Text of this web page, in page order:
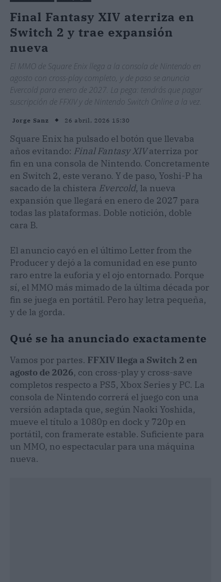
Final Fantasy XIV aterriza en
Switch 2 y trae expansión
nueva
El MMO de Square Enix llega a la consola de Nintendo en
agosto con cross-play completo, y de paso se anuncia
Evercold para enero de 2027. La pega: tendrás que pagar
suscripción de FFXIV y de Nintendo Switch Online a la vez.
Jorge Sanz 26 abril, 2026 15:30
Square Enix ha pulsado el botón que llevaba
años evitando: Final Fantasy XIVaterriza por
fin en una consola de Nintendo. Concretamente
en Switch 2, este verano. Y de paso, Yoshi-P ha
sacado de la chistera Evercold, la nueva
expansión que llegará en enero de 2027 para
todas las plataformas. Doble notición, doble
cara B.
El anuncio cayó en el último Letter from the
Producer y dejó a la comunidad en ese punto
raro entre la euforia y el ojo entornado. Porque
sí, el MMO más mimado de la última década por
fin se juega en portátil. Pero hay letra pequeña,
y de la gorda.
Qué se ha anunciado exactamente
Vamos por partes. FFXIV llega a Switch 2 en
agosto de 2026, con cross-play y cross-save
completos respecto a PS5, Xbox Series y PC. La
consola de Nintendo correrá el juego con una
versión adaptada que, según Naoki Yoshida,
mueve el título a 1080p en dock y 720p en
portátil, con framerate estable. Suficiente para
un MMO, no espectacular para una máquina
nueva.